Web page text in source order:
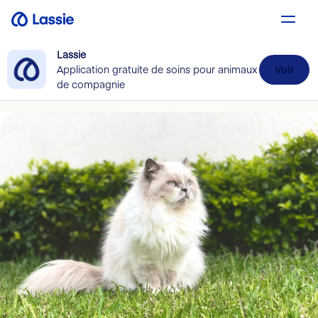
Lassie
Application gratuite de soins pour animaux
de compagnie
Voir